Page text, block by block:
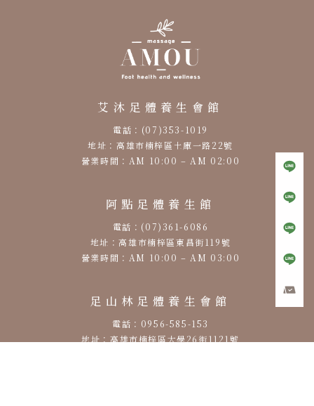
艾沐足體養生會館
電話：(07)353-1019
地址：高雄市楠梓區土庫一路22號
營業時間：AM 10:00 – AM 02:00
阿點足體養生館
電話：(07)361-6086
地址：高雄市楠梓區東昌街119號
營業時間：AM 10:00 – AM 03:00
足山林足體養生會館
電話：0956-585-153
地址：高雄市楠梓區大學26街1121號